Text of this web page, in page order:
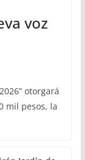
voz
otorgará
mil pesos, la